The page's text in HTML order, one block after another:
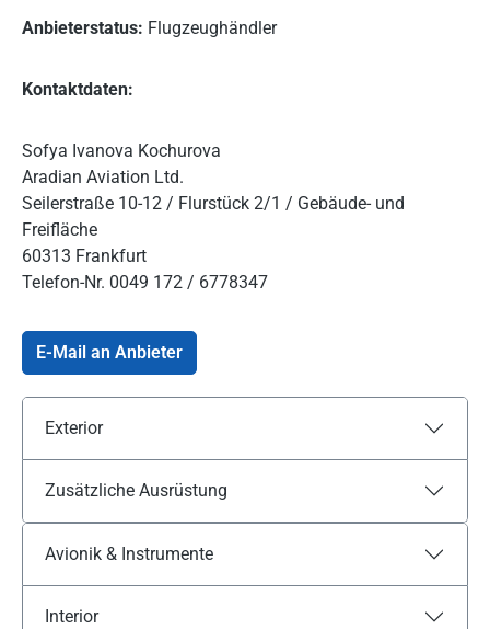
Anbieterstatus: Flugzeughändler
Kontaktdaten:
Sofya Ivanova Kochurova
Aradian Aviation Ltd.
Seilerstraße 10-12 / Flurstück 2/1 / Gebäude- und
Freifläche
60313 Frankfurt
Telefon-Nr. 0049 172 / 6778347
E-Mail an Anbieter
Exterior
Zusätzliche Ausrüstung
Avionik & Instrumente
Interior